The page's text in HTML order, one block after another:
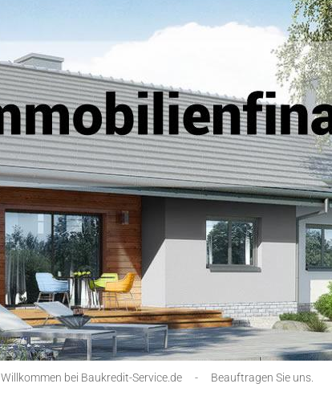
Willkommen bei Baukredit-Service.de - Beauftragen Sie uns.